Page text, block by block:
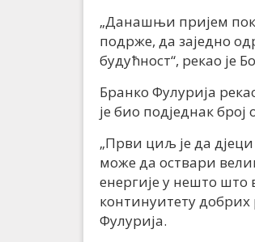
„Данашњи пријем
подрже, да заједно
будућност“, рекао је
Бранко Фулурија
је био подједнак
„Први циљ је да
може да оствари
енергије у нешто
континуитету
Фулурија.